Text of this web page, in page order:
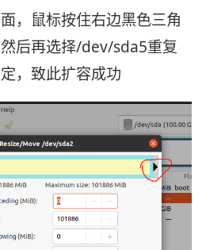
，鼠标按住右边黑色三角
后再选择/dev/sda5重复
，致此扩容成功